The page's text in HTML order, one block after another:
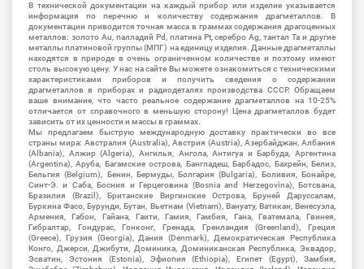
В технической документации на каждый прибор или изделие указывается
информация по перечню и количеству содержания драгметаллов. В
документации приводится точная масса в граммах содержания драгоценных
металлов: золото Au, палладий Pd, платина Pt, серебро Ag, тантал Ta и другие
металлы платиновой группы (МПГ) на единицу изделия. Данные драгметаллы
находятся в природе в очень ограниченном количестве и поэтому имеют
столь высокую цену. У нас на сайте Вы можете ознакомиться с техническими
характеристиками приборов и получить сведения о содержании
драгметаллов в приборах и радиодеталях производства СССР. Обращаем
ваше внимание, что часто реальное содержание драгметаллов на 10-25%
отличается от справочного в меньшую сторону! Цена драгметаллов будет
зависить от их ценности и массы в граммах.
Мы предлагаем быструю международную доставку практически во все
страны мира: Австралия (Australia), Австрия (Austria), Азербайджан, Албания
(Albania), Алжир (Algeria), Ангилья, Ангола, Антигуа и Барбуда, Аргентина
(Argentina), Аруба, Багамские острова, Бангладеш, Барбадос, Бахрейн, Белиз,
Бельгия (Belgium), Бенин, Бермуды, Болгария (Bulgaria), Боливия, Бонайре,
Синт-Э. и Саба, Босния и Герцеговина (Bosnia and Herzegovina), Ботсвана,
Бразилия (Brazil), Британские Виргинские Острова, Бруней Даруссалам,
Буркина Фасо, Бурунди, Бутан, Вьетнам (Vietnam), Вануату, Ватикан, Венесуэла,
Армения, Габон, Гайана, Гаити, Гамия, Гамбия, Гана, Гватемала, Гвинея,
Гибралтар, Гондурас, Гонконг, Гренада, Гренландия (Greenland), Греция
(Greece), Грузия (Georgia), Дания (Denmark), Демократическая Республика
Конго, Джерси, Джибути, Доминика, Доминиканская Республика, Эквадор,
Эсватин, Эстония (Estonia), Эфиопия (Ethiopia), Египет (Egypt), Замбия,